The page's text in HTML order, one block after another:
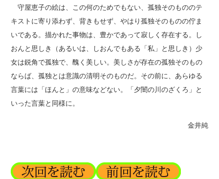
守屋恵子の絵は、この何のためでもない、孤独そのもののテ
キストに寄り添わず、背きもせず、やはり孤独そのものの佇ま
いである。描かれた事物は、豊かであって寂しく存在する。し
おんと思しき（あるいは、しおんでもある「私」と思しき）少
女は鋭角で孤独で、醜く美しい。美しさが存在の孤独そのもの
ならば、孤独とは意識の清明そのものだ。その前に、あらゆる
言葉には「ほんと」の意味などない。「夕闇の川のざくろ」と
いった言葉と同様に。
金井純